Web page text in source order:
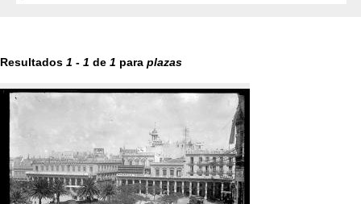
Resultados 1 - 1 de 1 para plazas